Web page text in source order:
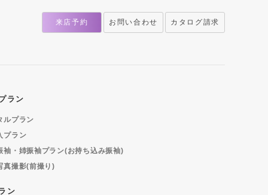
来店予約 お問い合わせ カタログ請求
ラン
ルプラン
プラン
袖・姉振袖プラン(お持ち込み振袖)
真撮影(前撮り)
ン